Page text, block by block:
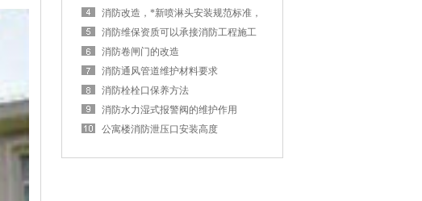
系统，可以做教培场所吗
消防改造，*新喷淋头安装规范标准，
喷头的溅水盘与顶部的距离
消防维保资质可以承接消防工程施工
吗
消防卷闸门的改造
消防通风管道维护材料要求
消防栓栓口保养方法
消防水力湿式报警阀的维护作用
公寓楼消防泄压口安装高度